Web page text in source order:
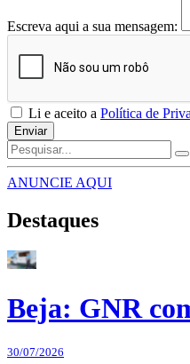
Escreva aqui a sua mensagem:
Li e aceito a Política de
Enviar
ANUNCIE AQUI
Destaques
Beja: GNR
30/07/2026